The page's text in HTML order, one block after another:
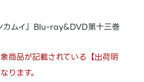
カムイ』Blu-ray&DVD第十三巻
商品が記載されている【出荷明
ります。